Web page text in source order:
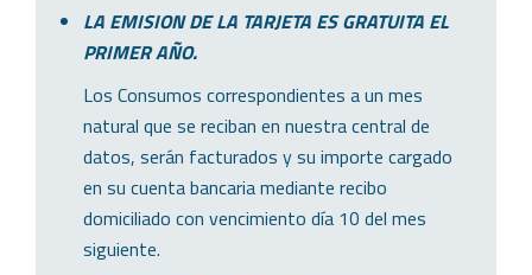
LA EMISION DE LA TARJETA ES GRATUITA EL
PRIMER AÑO.
Los Consumos correspondientes a un mes
natural que se reciban en nuestra central de
datos, serán facturados y su importe cargado
en su cuenta bancaria mediante recibo
domiciliado con vencimiento día 10 del mes
siguiente.